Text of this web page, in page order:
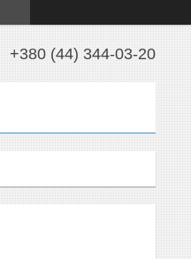
+380 (44) 344-03-20